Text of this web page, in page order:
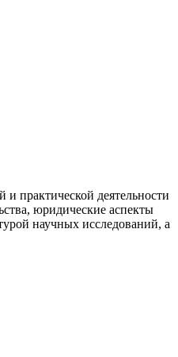
практической деятельности
юридические аспекты
научных исследований, а